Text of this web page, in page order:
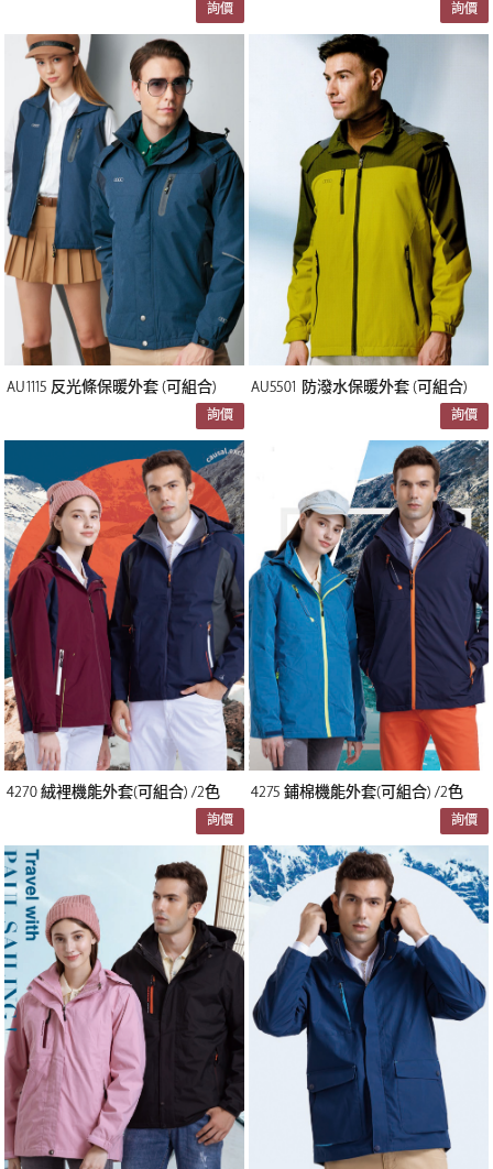
詢價 詢價
AU1115 反光條保暖外套 (可組合)
詢價
AU5501 防潑水保暖外套 (可組合)
詢價
4270 絨裡機能外套(可組合) /2色
詢價
4275 鋪棉機能外套(可組合) /2色
詢價